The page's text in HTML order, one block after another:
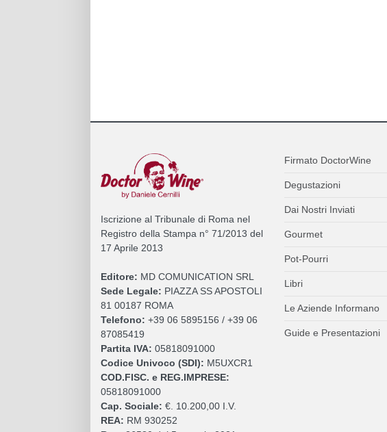
Iscrizione al Tribunale di Roma nel
Registro della Stampa n° 71/2013 del
17 Aprile 2013
Editore: MD COMUNICATION SRL
Sede Legale: PIAZZA SS APOSTOLI
81 00187 ROMA
Telefono: +39 06 5895156 / +39 06
87085419
Partita IVA: 05818091000
Codice Univoco (SDI): M5UXCR1
COD.FISC. e REG.IMPRESE:
05818091000
Cap. Sociale: €. 10.200,00 I.V.
REA: RM 930252
Firmato DoctorWine
Degustazioni
Dai Nostri Inviati
Gourmet
Pot-Pourri
Libri
Le Aziende Informano
Guide e Presentazioni